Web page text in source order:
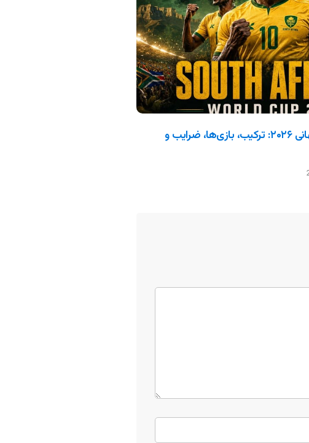
آفریقای جنوبی در جام جهانی ۲۰۲۶: ترکیب، بازی‌ها، ضرایب و